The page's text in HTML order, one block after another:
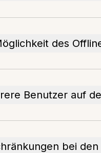
des
Benutzer auf
bei